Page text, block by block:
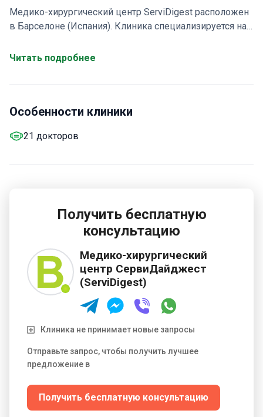
Медико-хирургический центр ServiDigest расположен
в Барселоне (Испания). Клиника специализируется на
нарушениями метаболизма, пищеварительной
Профильные направления медучреждения: общая и
гастроэнтерология; эндоскопия пищеварительной
Читать подробнее
Особенности клиники
21 докторов
Получить бесплатную
консультацию
Медико-хирургический
центр СервиДайджест
(ServiDigest)
Клиника не принимает новые запросы
Отправьте запрос, чтобы получить лучшее
предложение в
Получить бесплатную консультацию